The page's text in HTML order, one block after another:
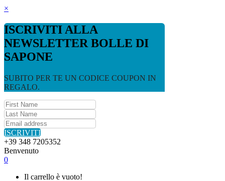
×
ISCRIVITI ALLA
NEWSLETTER BOLLE DI
SAPONE
SUBITO PER TE UN CODICE COUPON IN
REGALO.
ISCRIVITI
+39 348 7205352
Benvenuto
0
Il carrello è vuoto!